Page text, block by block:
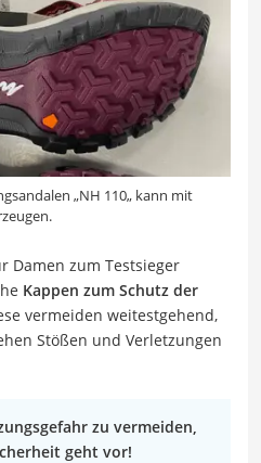
„NH 110„ kann mit
Damen zum Testsieger
Kappen zum Schutz der
vermeiden weitestgehend,
Stößen und Verletzungen
zu vermeiden,
geht vor!